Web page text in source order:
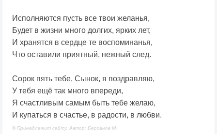
Исполняются пусть все твои желанья,
Будет в жизни много долгих, ярких лет,
И хранятся в сердце те воспоминанья,
Что оставили приятный, нежный след.
Сорок пять тебе, Сынок, я поздравляю,
У тебя ещё так много впереди,
Я счастливым самым быть тебе желаю,
И купаться в счастье, в радости, в любви.
© Принадлежит сайту. Автор: Берсанов М.